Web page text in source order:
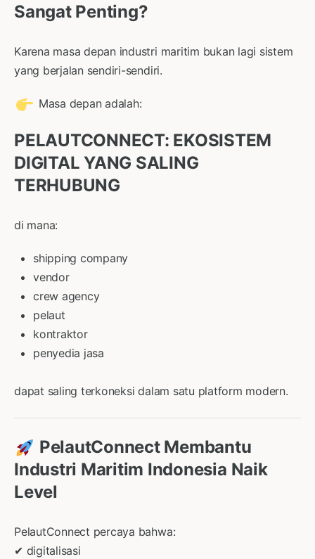
Sangat Penting?
Karena masa depan industri maritim bukan lagi sistem
yang berjalan sendiri-sendiri.
Masa depan adalah:
PELAUTCONNECT: EKOSISTEM
DIGITAL YANG SALING
TERHUBUNG
di mana:
shipping company
vendor
crew agency
pelaut
kontraktor
penyedia jasa
dapat saling terkoneksi dalam satu platform modern.
PelautConnect Membantu
Industri Maritim Indonesia Naik
Level
PelautConnect percaya bahwa:
✔ digitalisasi